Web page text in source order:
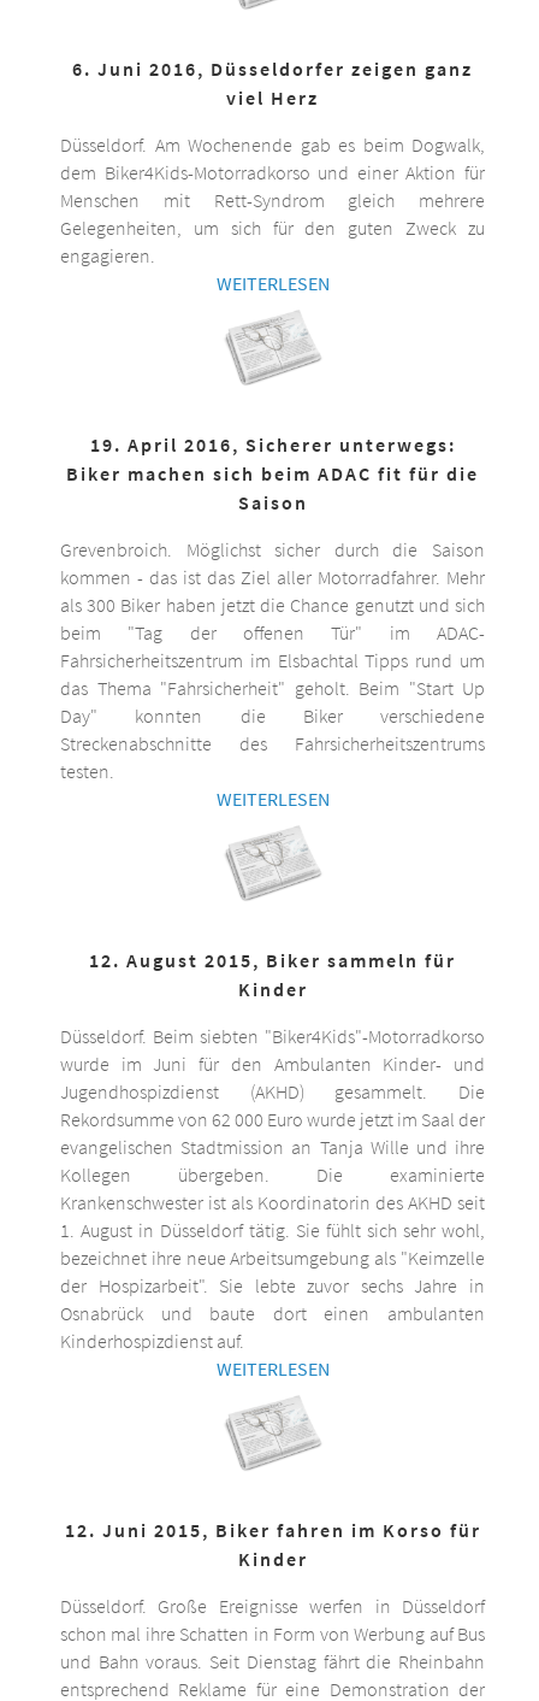
6. Juni 2016, Düsseldorfer zeigen ganz
viel Herz
Düsseldorf. Am Wochenende gab es beim Dogwalk,
dem Biker4Kids-Motorradkorso und einer Aktion für
Menschen mit Rett-Syndrom gleich mehrere
Gelegenheiten, um sich für den guten Zweck zu
engagieren.
WEITERLESEN
19. April 2016, Sicherer unterwegs:
Biker machen sich beim ADAC fit für die
Saison
Grevenbroich. Möglichst sicher durch die Saison
kommen - das ist das Ziel aller Motorradfahrer. Mehr
als 300 Biker haben jetzt die Chance genutzt und sich
beim "Tag der offenen Tür" im ADAC-
Fahrsicherheitszentrum im Elsbachtal Tipps rund um
das Thema "Fahrsicherheit" geholt. Beim "Start Up
Day" konnten die Biker verschiedene
Streckenabschnitte des Fahrsicherheitszentrums
testen.
WEITERLESEN
12. August 2015, Biker sammeln für
Kinder
Düsseldorf. Beim siebten "Biker4Kids"-Motorradkorso
wurde im Juni für den Ambulanten Kinder- und
Jugendhospizdienst (AKHD) gesammelt. Die
Rekordsumme von 62 000 Euro wurde jetzt im Saal der
evangelischen Stadtmission an Tanja Wille und ihre
Kollegen übergeben. Die examinierte
Krankenschwester ist als Koordinatorin des AKHD seit
1. August in Düsseldorf tätig. Sie fühlt sich sehr wohl,
bezeichnet ihre neue Arbeitsumgebung als "Keimzelle
der Hospizarbeit". Sie lebte zuvor sechs Jahre in
Osnabrück und baute dort einen ambulanten
Kinderhospizdienst auf.
WEITERLESEN
12. Juni 2015, Biker fahren im Korso für
Kinder
Düsseldorf. Große Ereignisse werfen in Düsseldorf
schon mal ihre Schatten in Form von Werbung auf Bus
und Bahn voraus. Seit Dienstag fährt die Rheinbahn
entsprechend Reklame für eine Demonstration der